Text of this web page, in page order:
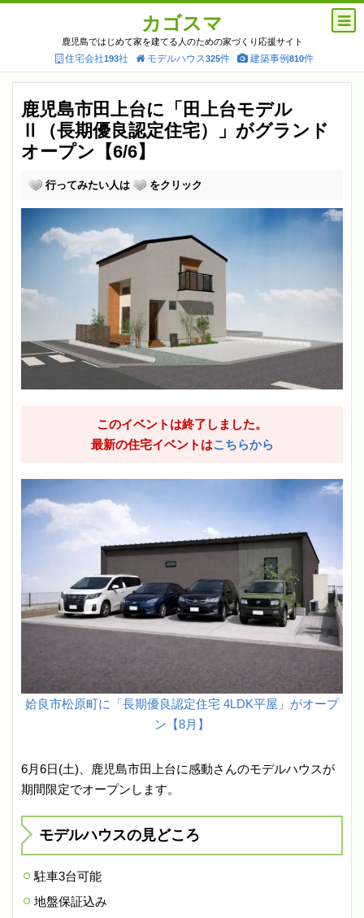
カゴスマ
鹿児島ではじめて家を建てる人のための家づくり応援サイト
住宅会社193社 モデルハウス325件 建築事例810件
鹿児島市田上台に「田上台モデル
Ⅱ（長期優良認定住宅）」がグランド
オープン【6/6】
行ってみたい人は をクリック
このイベントは終了しました。
最新の住宅イベントはこちらから
姶良市松原町に「長期優良認定住宅 4LDK平屋」がオープ
ン【8月】
6月6日(土)、鹿児島市田上台に感動さんのモデルハウスが
期間限定でオープンします。
モデルハウスの見どころ
駐車3台可能
地盤保証込み